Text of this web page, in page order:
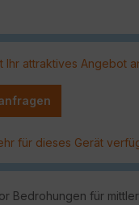
attraktives Angebot
für dieses Gerät
Bedrohungen für